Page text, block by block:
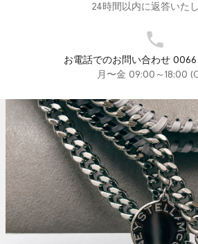
24時間以内に返答いた
お電話でのお問い合わせ
月〜金 09:00～18:00